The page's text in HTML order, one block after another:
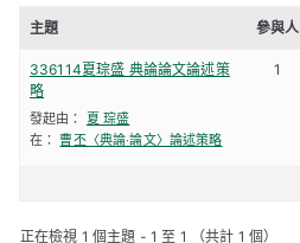
主題 參與人
336114夏琮盛 典論論文論述策
略
發起由： 夏 琮盛
在：曹丕〈典論‧論文〉論述策略
1
正在檢視 1 個主題 - 1 至 1 （共計 1 個）